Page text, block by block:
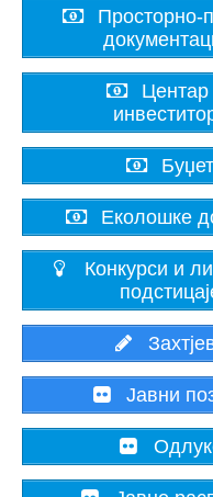
Просторно-
Центар
Буџет
Еколошке
Конкурси и
Јавни